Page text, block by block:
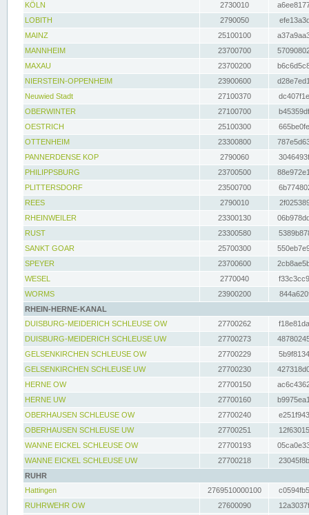
KÖLN
2730010
LOBITH
2790050
MAINZ
25100100
MANNHEIM
23700700
MAXAU
23700200
NIERSTEIN-OPPENHEIM
23900600
Neuwied Stadt
27100370
OBERWINTER
27100700
OESTRICH
25100300
OTTENHEIM
23300800
PANNERDENSE KOP
2790060
PHILIPPSBURG
23700500
PLITTERSDORF
23500700
REES
2790010
RHEINWEILER
23300130
RUST
23300580
SANKT GOAR
25700300
SPEYER
23700600
WESEL
2770040
WORMS
23900200
RHEIN-HERNE-KANAL
DUISBURG-MEIDERICH SCHLEUSE OW
27700262
DUISBURG-MEIDERICH SCHLEUSE UW
27700273
GELSENKIRCHEN SCHLEUSE OW
27700229
GELSENKIRCHEN SCHLEUSE UW
27700230
HERNE OW
27700150
HERNE UW
27700160
OBERHAUSEN SCHLEUSE OW
27700240
OBERHAUSEN SCHLEUSE UW
27700251
WANNE EICKEL SCHLEUSE OW
27700193
WANNE EICKEL SCHLEUSE UW
27700218
RUHR
Hattingen
2769510000100
RUHRWEHR OW
27600090